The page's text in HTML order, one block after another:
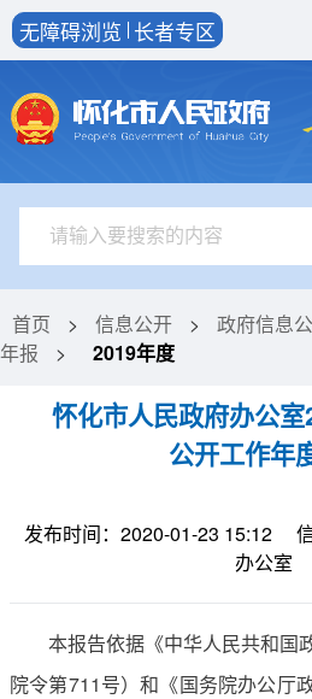
无障碍浏览 长者专区
首页 > 信息公开 > 政府信息
年报
> 2019年度
怀化市人民政府办公
公开工作年
发布时间：2020-01-23 15:12
办公室
本报告依据《中华人民共和国
院令第711号）和《国务院办公厅